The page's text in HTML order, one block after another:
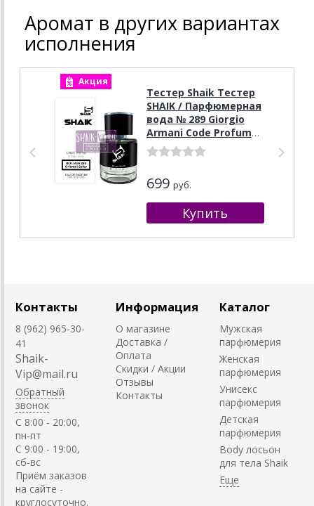
Аромат в других вариантах
исполнения
Акция
Тестер Shaik Тестер
SHAIK / Парфюмерная
вода № 289 Giorgio
Armani Code Profumo,
25 мл.
699 руб.
Контакты
8 (962) 965-30-
41
Shaik-
Vip@mail.ru
Обратный
звонок
C 8:00 - 20:00,
пн-пт
С 9:00 - 19:00,
сб-вс
Приём заказов
на сайте -
круглосуточно.
Информация
О магазине
Доставка /
Оплата
Скидки / Акции
Отзывы
Контакты
Каталог
Мужская
парфюмерия
Женская
парфюмерия
Унисекс
парфюмерия
Детская
парфюмерия
Body лосьон
для тела Shaik